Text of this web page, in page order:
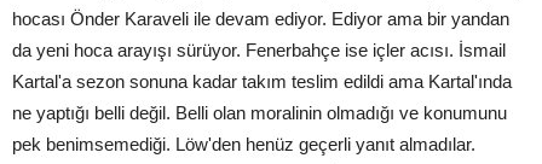
hocası Önder Karaveli ile devam ediyor. Ediyor ama bir yandan
da yeni hoca arayışı sürüyor. Fenerbahçe ise içler acısı. İsmail
Kartal'a sezon sonuna kadar takım teslim edildi ama Kartal'ında
ne yaptığı belli değil. Belli olan moralinin olmadığı ve konumunu
pek benimsemediği. Löw'den henüz geçerli yanıt almadılar.